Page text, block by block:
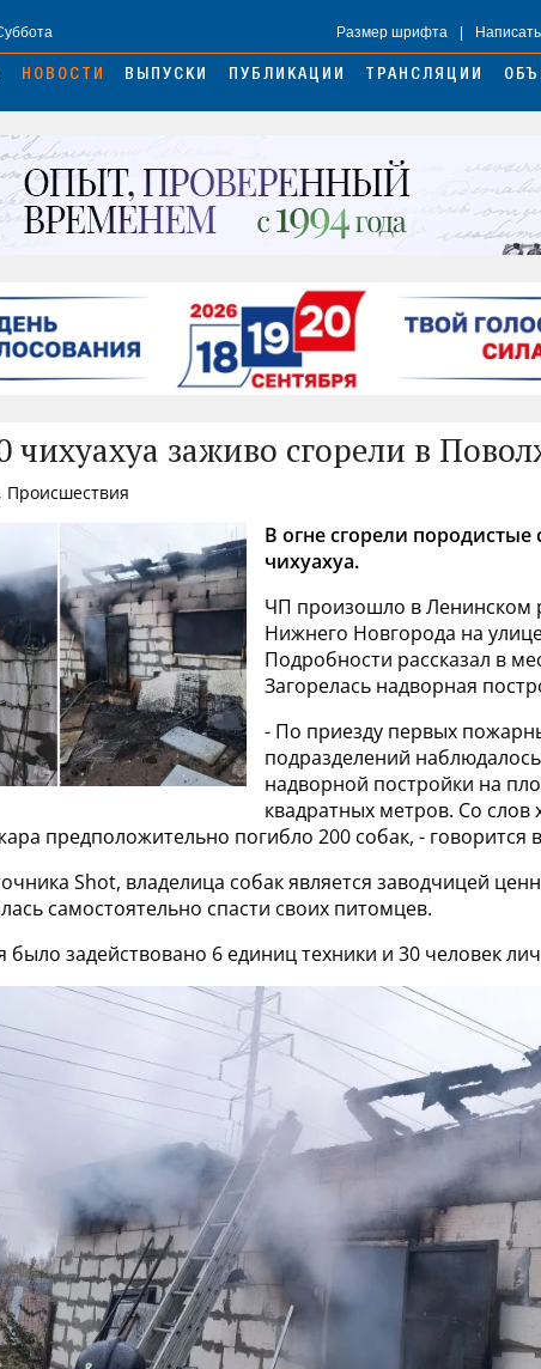
Размер шрифта
НОВОСТИ ВЫПУСКИ ПУБЛИКАЦИИ ТРАНСЛЯЦИИ
чихуахуа заживо сгорели в
Происшествия
В огне сгорели породистые
чихуахуа.
ЧП произошло в Ленинском
Нижнего Новгорода на
Подробности рассказал в
Загорелась надворная
- По приезду первых
подразделений
надворной постройки на
квадратных метров. Со слов
предположительно погибло 200 собак, - говорится
Shot, владелица собак является заводчицей
самостоятельно спасти своих питомцев.
было задействовано 6 единиц техники и 30 человек